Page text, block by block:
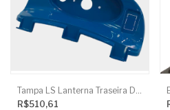
R$510,61